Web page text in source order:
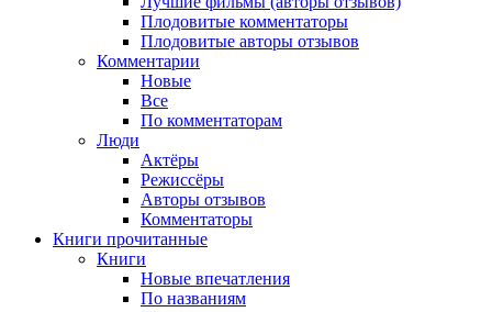
Плодовитые комментаторы
Плодовитые авторы отзывов
Комментарии
Новые
Все
По комментаторам
Люди
Актёры
Режиссёры
Авторы отзывов
Комментаторы
Книги прочитанные
Книги
Новые впечатления
По названиям